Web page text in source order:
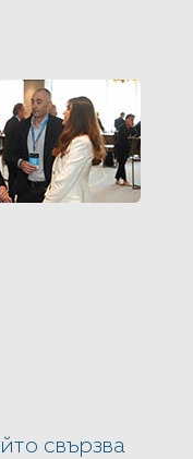
свързва